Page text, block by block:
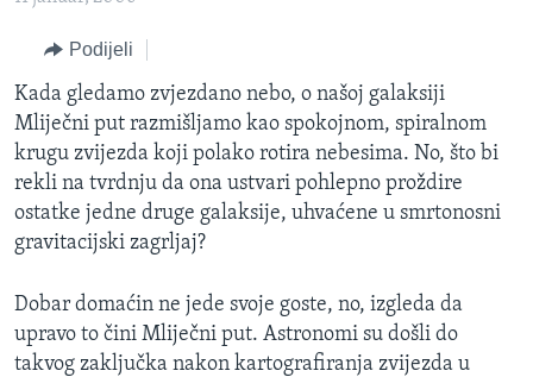
navigaciju
Idi
na
pretragu
VIJESTI
SJEDINJENE AMERIČKE DRŽAVE
BOSNA I HERCEGOVINA
SVIJET
NAUKA I TEHNOLOGIJA
SPECIJALNI PROJEKTI
KORUPCIJA
SLOBODA MEDIJA
ŽENSKA STRANA
IZBJEGLIČKA STRANA
MAGAZIN
Podijeli
Kada gledamo zvjezdano nebo, o našoj galaksiji
Mliječni put razmišljamo kao spokojnom, spiralnom
krugu zvijezda koji polako rotira nebesima. No, što bi
rekli na tvrdnju da ona ustvari pohlepno proždire
ostatke jedne druge galaksije, uhvaćene u smrtonosni
gravitacijski zagrljaj?
Dobar domaćin ne jede svoje goste, no, izgleda da
upravo to čini Mliječni put. Astronomi su došli do
takvog zaključka nakon kartografiranja zvijezda u